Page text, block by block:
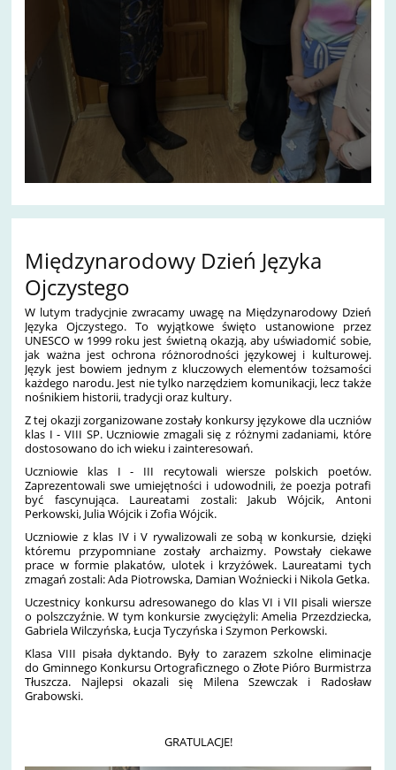
Międzynarodowy Dzień Języka
Ojczystego
W lutym tradycjnie zwracamy uwagę na Międzynarodowy Dzień
Języka Ojczystego. To wyjątkowe święto ustanowione przez
UNESCO w 1999 roku jest świetną okazją, aby uświadomić sobie,
jak ważna jest ochrona różnorodności językowej i kulturowej.
Język jest bowiem jednym z kluczowych elementów tożsamości
każdego narodu. Jest nie tylko narzędziem komunikacji, lecz także
nośnikiem historii, tradycji oraz kultury.
Z tej okazji zorganizowane zostały konkursy językowe dla uczniów
klas I - VIII SP. Uczniowie zmagali się z różnymi zadaniami, które
dostosowano do ich wieku i zainteresowań.
Uczniowie klas I - III recytowali wiersze polskich poetów.
Zaprezentowali swe umiejętności i udowodnili, ​że poezja potrafi
być fascynująca.Laureatami zostali: Jakub Wójcik, Antoni
Perkowski, Julia Wójcik i Zofia Wójcik.
Uczniowie z klas IV i V rywalizowali ze sobą w konkursie, dzięki
któremu przypomniane zostały archaizmy. Powstały ciekawe
prace w formie plakatów, ulotek i krzyżówek. Laureatami tych
zmagań zostali: Ada Piotrowska, Damian Woźniecki i Nikola Getka.
Uczestnicy konkursu adresowanego do klas VI i VII pisali wiersze
o polszczyźnie. W tym konkursie zwyciężyli: Amelia Przezdziecka,
Gabriela Wilczyńska, Łucja Tyczyńska i Szymon Perkowski.
Klasa VIII pisała dyktando. Były to zarazem szkolne eliminacje
do Gminnego Konkursu Ortograficznego o Złote Pióro Burmistrza
Tłuszcza. Najlepsi okazali się Milena Szewczak i Radosław
Grabowski.
GRATULACJE!